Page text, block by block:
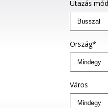
Utazás
Ország*
Város